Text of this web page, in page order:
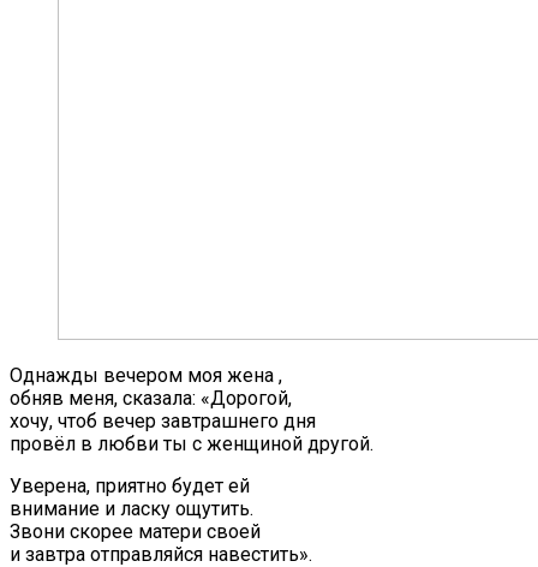
Однажды вечером моя жена ,
обняв меня, сказала: «Дорогой,
хочу, чтоб вечер завтрашнего дня
провёл в любви ты с женщиной другой.
Уверена, приятно будет ей
внимание и ласку ощутить.
Звони скорее матери своей
и завтра отправляйся навестить».